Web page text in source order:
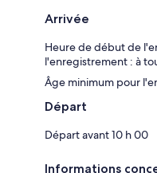
Arrivée
Heure de début de
l'enregistrement : à
Âge minimum pour
Départ
Départ avant 10 h 00
Informations